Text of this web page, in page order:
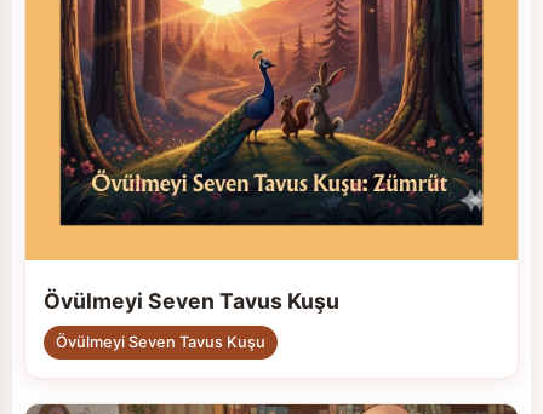
Övülmeyi Seven Tavus Kuşu
Övülmeyi Seven Tavus Kuşu